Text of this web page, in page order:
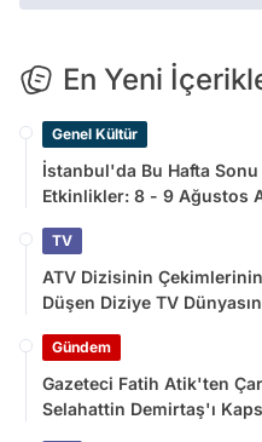
En Yeni
Genel Kültür
İstanbul'da Bu Hafta
Etkinlikler: 8 - 9 Ağustos
TV
ATV Dizisinin
Düşen Diziye TV
Gündem
Gazeteci Fatih Atik'ten
Selahattin Demirtaş'ı